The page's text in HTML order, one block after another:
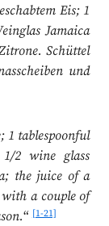
Eis; 1
Jamaica
Schüttel
und
1 tablespoonful
2 wine glass
the juice of a
a couple of
“[1-21]